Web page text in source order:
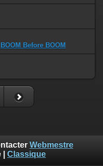
BOOM Before BOOM
Webmestre
Classique